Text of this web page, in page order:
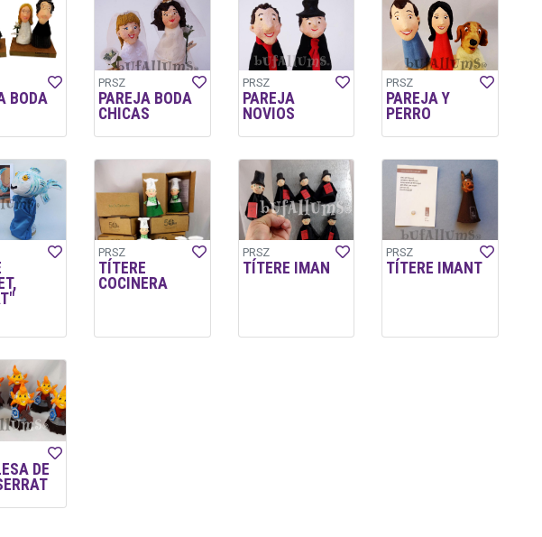
BODA
PRSZ
PAREJA BODA
CHICAS
PRSZ
PAREJA
NOVIOS
PRSZ
PAREJA Y
PERRO
PRSZ
TÍTERE
COCINERA
PRSZ
TÍTERE IMAN
PRSZ
TÍTERE IMANT
DE